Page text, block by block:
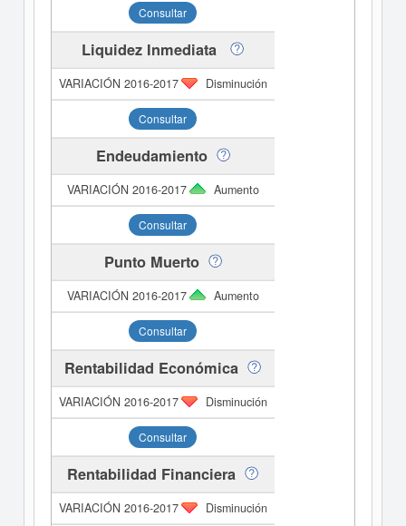
Consultar
Liquidez Inmediata
Disminución
Consultar
Endeudamiento
Aumento
Consultar
Punto Muerto
Aumento
Consultar
Rentabilidad Económica
Disminución
Consultar
Rentabilidad Financiera
Disminución